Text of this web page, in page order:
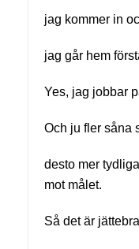
jag kommer in
jag går hem
Yes, jag jobbar
Och ju fler såna
desto mer
mot målet.
Så det är